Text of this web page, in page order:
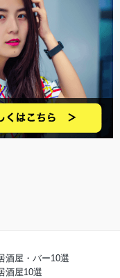
酒屋・バー10選
酒屋10選